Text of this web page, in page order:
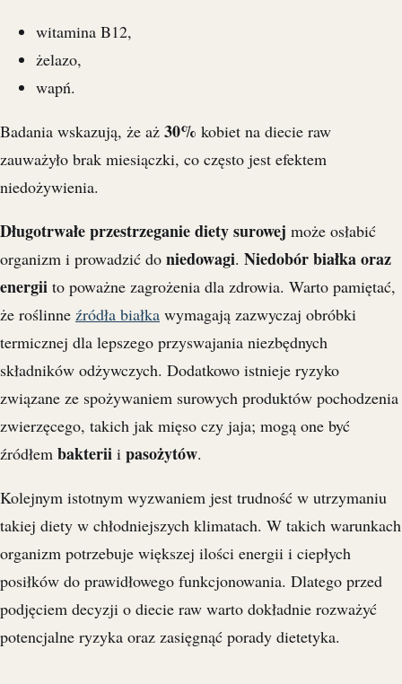
witamina B12,
żelazo,
wapń.
Badania wskazują, że aż 30% kobiet na diecie raw
zauważyło brak miesiączki, co często jest efektem
niedożywienia.
Długotrwałe przestrzeganie diety surowej może osłabić
organizm i prowadzić do niedowagi. Niedobór białka oraz
energii to poważne zagrożenia dla zdrowia. Warto pamiętać,
że roślinne źródła białka wymagają zazwyczaj obróbki
termicznej dla lepszego przyswajania niezbędnych
składników odżywczych. Dodatkowo istnieje ryzyko
związane ze spożywaniem surowych produktów pochodzenia
zwierzęcego, takich jak mięso czy jaja; mogą one być
źródłem bakterii i pasożytów.
Kolejnym istotnym wyzwaniem jest trudność w utrzymaniu
takiej diety w chłodniejszych klimatach. W takich warunkach
organizm potrzebuje większej ilości energii i ciepłych
posiłków do prawidłowego funkcjonowania. Dlatego przed
podjęciem decyzji o diecie raw warto dokładnie rozważyć
potencjalne ryzyka oraz zasięgnąć porady dietetyka.